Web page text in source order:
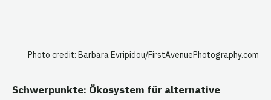
Photo credit: Barbara Evripidou/FirstAvenuePhotography.com
Schwerpunkte: Ökosystem für alternative